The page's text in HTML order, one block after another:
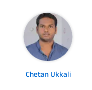
Chetan Ukkali